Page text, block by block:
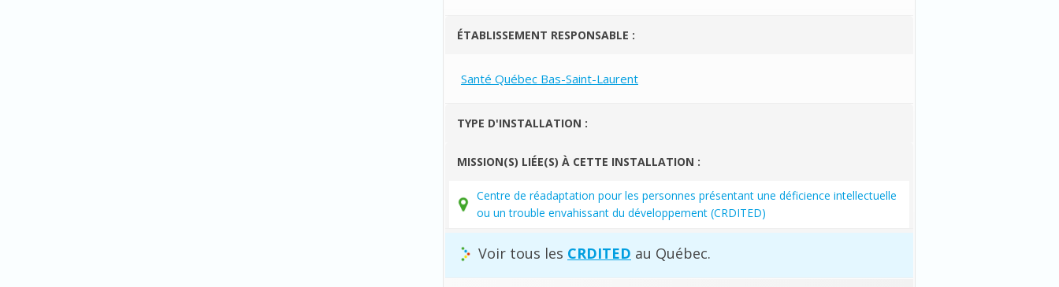
ÉTABLISSEMENT RESPONSABLE :
Santé Québec Bas-Saint-Laurent
TYPE D'INSTALLATION :
MISSION(S) LIÉE(S) À CETTE INSTALLATION :
Centre de réadaptation pour les personnes présentant une déficience intellectuelle
ou un trouble envahissant du développement (CRDITED)
Voir tous les CRDITED au Québec.